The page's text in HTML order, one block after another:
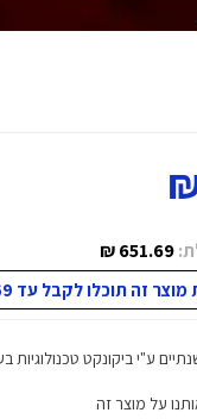
651.69 ₪
זה תוכלו לקבל עד 769 נקודות מועדון!
ע"י ביקונקט טכנולוגיות
על מוצר זה